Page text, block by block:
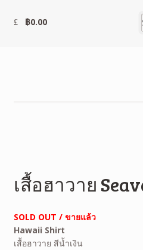
฿0.00
เสื้อฮาวาย
SOLD OUT / ขายแล้ว
Hawaii Shirt
เสื้อฮาวาย สีน้ำเงิน